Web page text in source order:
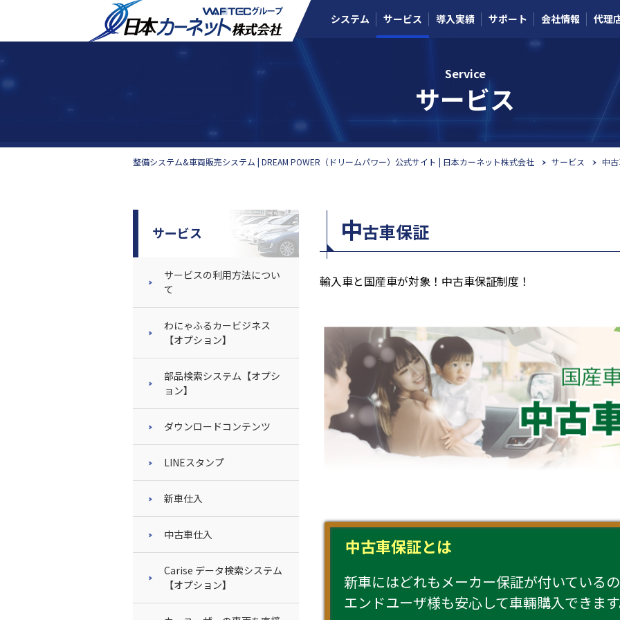
システム サービス 導入実績 サポート 会社情報 代理
整備システム&車両販売システム | DREAM POWER（ドリームパワー）公式サイト | 日本カーネット株式会社 サービス 中
Service
サービス
サービス
サービスの利用方法につい
て
わにゃふるカービジネス
【オプション】
部品検索システム【オプシ
ョン】
ダウンロードコンテンツ
LINEスタンプ
新車仕入
中古車仕入
Carise データ検索システム
【オプション】
中古車保証
輸入車と国産車が対象！中古車保証制度！
中古車保証とは
新車にはどれもメーカー保証が付いている
エンドユーザ様も安心して車輛購入できま